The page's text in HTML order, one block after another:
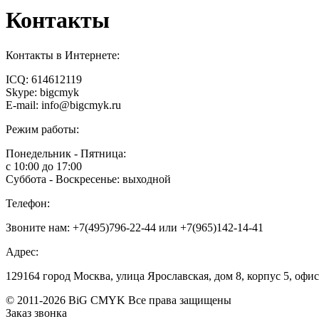
Контакты
Контакты в Интернете:
ICQ: 614612119
Skype: bigcmyk
E-mail: info@bigcmyk.ru
Режим работы:
Понедельник - Пятница:
с 10:00 до 17:00
Суббота - Воскресенье: выходной
Телефон:
Звоните нам: +7(495)796-22-44 или +7(965)142-14-41
Адрес:
129164 город Москва, улица Ярославская, дом 8, корпус 5,
© 2011-2026 BiG CMYK Все права защищены
Заказ звонка